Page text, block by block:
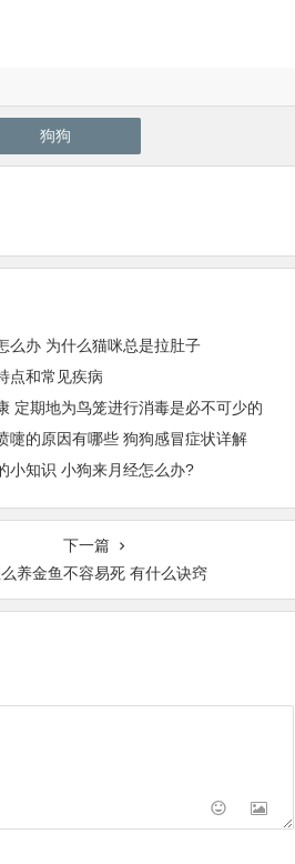
狗狗
么办 为什么猫咪总是拉肚子
点和常见疾病
定期地为鸟笼进行消毒是必不可少的
嚏的原因有哪些 狗狗感冒症状详解
小知识 小狗来月经怎么办?
下一篇
养金鱼不容易死 有什么诀窍